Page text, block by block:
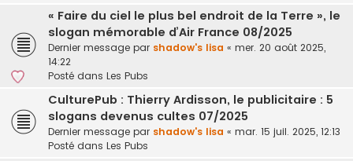
« Faire du ciel le plus bel endroit de la Terre », le
slogan mémorable d’Air France 08/2025
Dernier message par shadow's lisa « mer. 20 août 2025,
14:22
Posté dans Les Pubs
CulturePub : Thierry Ardisson, le publicitaire : 5
slogans devenus cultes 07/2025
Dernier message par shadow's lisa « mar. 15 juil. 2025, 12:13
Posté dans Les Pubs